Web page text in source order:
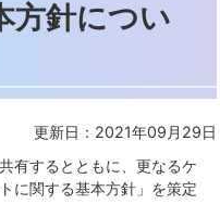
方針につい
更新日：2021年09月29日
有するとともに、更なるケ
に関する基本方針」を策定